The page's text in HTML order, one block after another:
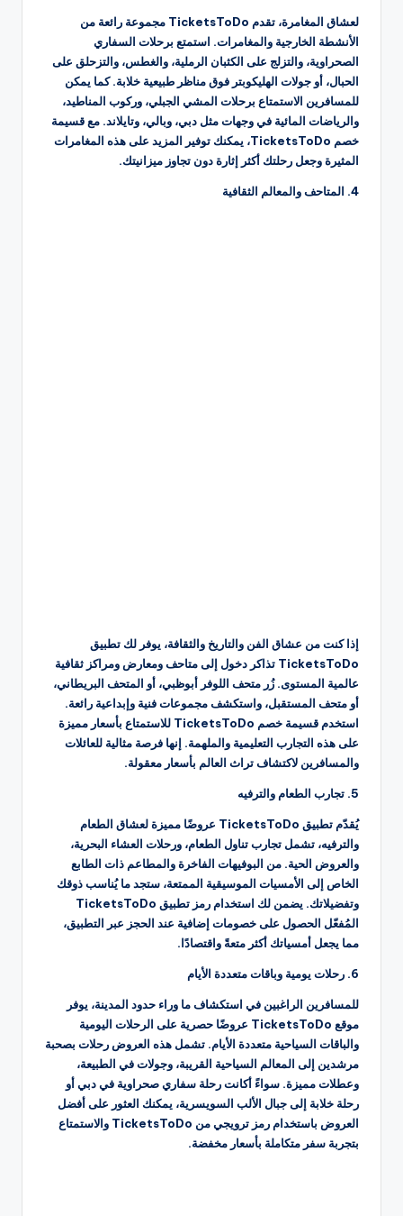
لعشاق المغامرة، تقدم TicketsToDo مجموعة رائعة من
الأنشطة الخارجية والمغامرات. استمتع برحلات السفاري
الصحراوية، والتزلج على الكثبان الرملية، والغطس، والتزحلق على
الحبال، أو جولات الهليكوبتر فوق مناظر طبيعية خلابة. كما يمكن
للمسافرين الاستمتاع برحلات المشي الجبلي، وركوب المناطيد،
والرياضات المائية في وجهات مثل دبي، وبالي، وتايلاند. مع قسيمة
خصم TicketsToDo، يمكنك توفير المزيد على هذه المغامرات
المثيرة وجعل رحلتك أكثر إثارة دون تجاوز ميزانيتك.
4. المتاحف والمعالم الثقافية
إذا كنت من عشاق الفن والتاريخ والثقافة، يوفر لك تطبيق
TicketsToDo تذاكر دخول إلى متاحف ومعارض ومراكز ثقافية
عالمية المستوى. زُر متحف اللوفر أبوظبي، أو المتحف البريطاني،
أو متحف المستقبل، واستكشف مجموعات فنية وإبداعية رائعة.
استخدم قسيمة خصم TicketsToDo للاستمتاع بأسعار مميزة
على هذه التجارب التعليمية والملهمة. إنها فرصة مثالية للعائلات
والمسافرين لاكتشاف تراث العالم بأسعار معقولة.
5. تجارب الطعام والترفيه
يُقدّم تطبيق TicketsToDo عروضًا مميزة لعشاق الطعام
والترفيه، تشمل تجارب تناول الطعام، ورحلات العشاء البحرية،
والعروض الحية. من البوفيهات الفاخرة والمطاعم ذات الطابع
الخاص إلى الأمسيات الموسيقية الممتعة، ستجد ما يُناسب ذوقك
وتفضيلاتك. يضمن لك استخدام رمز تطبيق TicketsToDo
المُفعّل الحصول على خصومات إضافية عند الحجز عبر التطبيق،
مما يجعل أمسياتك أكثر متعةً واقتصادًا.
6. رحلات يومية وباقات متعددة الأيام
للمسافرين الراغبين في استكشاف ما وراء حدود المدينة، يوفر
موقع TicketsToDo عروضًا حصرية على الرحلات اليومية
والباقات السياحية متعددة الأيام. تشمل هذه العروض رحلات بصحبة
مرشدين إلى المعالم السياحية القريبة، وجولات في الطبيعة،
وعطلات مميزة. سواءً أكانت رحلة سفاري صحراوية في دبي أو
رحلة خلابة إلى جبال الألب السويسرية، يمكنك العثور على أفضل
العروض باستخدام رمز ترويجي من TicketsToDo والاستمتاع
بتجربة سفر متكاملة بأسعار مخفضة.